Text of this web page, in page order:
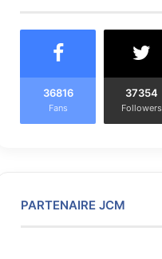
36816
Fans
37354
Followers
PARTENAIRE JCM